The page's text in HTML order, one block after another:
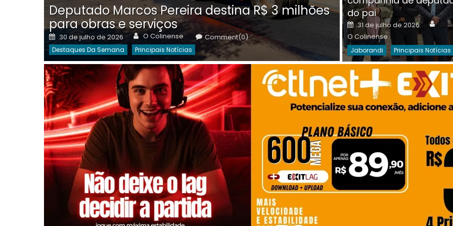
Deputado Marcos Pereira destina R$ 3 milhões
para obras e serviços
Posted
on
30 de julho de 2026 Author
O Colinense Comment(0)
Destaques Da Semana Principais Notícias
on
30 de julho de 2026 O
Destaques Da Semana
do pai
Posted
on
31 de julho de 2026
O Colinense
Jaborandi Principais Notícias